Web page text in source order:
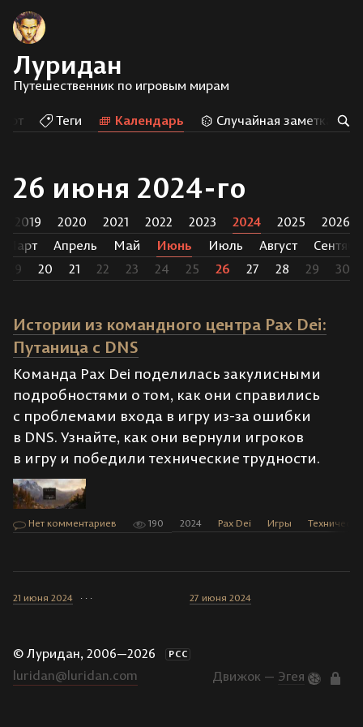
Луридан
Путешественник по игровым мирам
Арт Теги Календарь Случайная заметка
26 июня 2024-го
2019 2020 2021 2022 2023 2024 2025
2026
Март
Апрель Май Июнь Июль Август
19
20 21 22 23 24 25 26 27 28 29 30
Истории из командного центра Pax Dei:
Путаница с DNS
Команда Pax Dei поделилась закулисными
подробностями о том, как они справились
с проблемами входа в игру из-за ошибки
в DNS. Узнайте, как они вернули игроков
в игру и победили технические трудности.
Нет комментариев 190 2024 Pax Dei Игры
21 июня 2024 · · · 27 июня 2024
© Луридан, 2006—2026 РСС
luridan@luridan.com Движок — Эгея